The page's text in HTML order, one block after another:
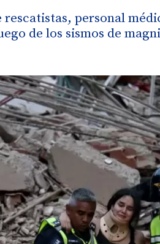
personal
de los sismos de